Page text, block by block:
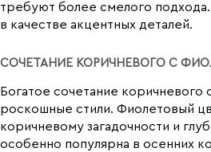
требуют более смелого подхода.
в качестве акцентных деталей.
СОЧЕТАНИЕ КОРИЧНЕВОГО С
Богатое сочетание коричневого
роскошные стили. Фиолетовый
коричневому загадочности и
особенно популярна в осенних